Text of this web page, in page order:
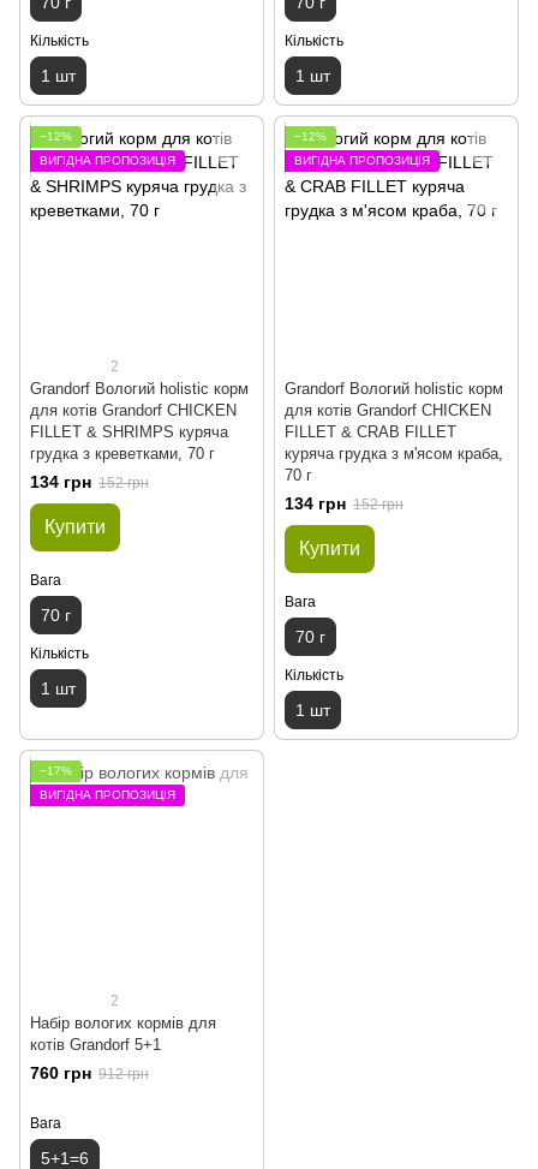
Кількість
1 шт
Кількість
1 шт
−12%
ВИГІДНА ПРОПОЗИЦІЯ
2
Grandorf Вологий holistic корм
для котів Grandorf CHICKEN
FILLET & SHRIMPS куряча
грудка з креветками, 70 г
134 грн 152 грн
Купити
Вага
70 г
Кількість
1 шт
−12%
ВИГІДНА ПРОПОЗИЦІЯ
Grandorf Вологий holistic корм
для котів Grandorf CHICKEN
FILLET & CRAB FILLET
куряча грудка з м'ясом краба,
70 г
134 грн 152 грн
Купити
Вага
70 г
Кількість
1 шт
−17%
ВИГІДНА ПРОПОЗИЦІЯ
2
Набір вологих кормів для
котів Grandorf 5+1
760 грн 912 грн
Вага
5+1=6